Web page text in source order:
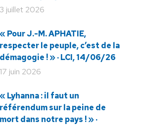
3 juillet 2026
« Pour J.-M. APHATIE,
respecter le peuple, c’est de la
démagogie ! » · LCI, 14/06/26
17 juin 2026
« Lyhanna : il faut un
référendum sur la peine de
mort dans notre pays ! » ·